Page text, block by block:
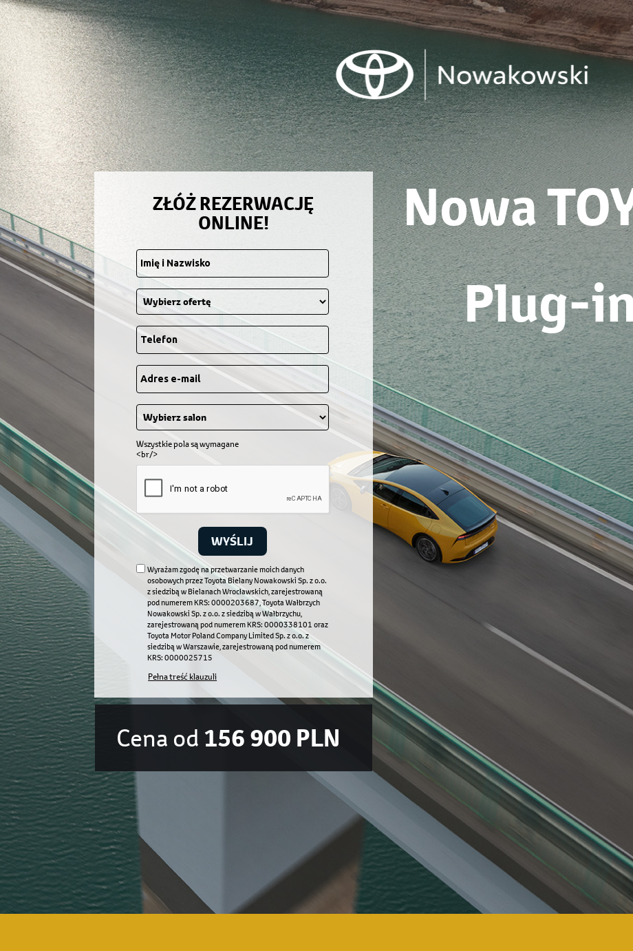
Cena od 156 900 PLN
ZŁÓŻ REZERWACJĘ
ONLINE!
Pełna treść klauzuli
Wszystkie pola są wymagane
<br/>
WYŚLIJ
Wyrażam zgodę na przetwarzanie moich danych
osobowych przez Toyota Bielany Nowakowski Sp. z o.o.
z siedzibą w Bielanach Wrocławskich, zarejestrowaną
pod numerem KRS: 0000203687, Toyota Wałbrzych
Nowakowski Sp. z o.o. z siedzibą w Wałbrzychu,
zarejestrowaną pod numerem KRS: 0000338101 oraz
Toyota Motor Poland Company Limited Sp. z o.o. z
siedzibą w Warszawie, zarejestrowaną pod numerem
KRS: 0000025715
Nowa
Plug-